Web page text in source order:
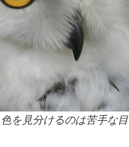
を見分けるのは苦手な目